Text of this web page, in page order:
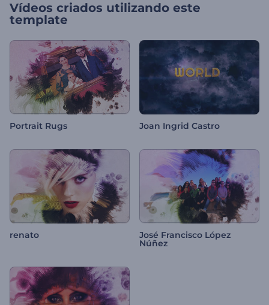
Vídeos criados utilizando este
template
Portrait Rugs Joan Ingrid Castro
renato José Francisco López
Núñez